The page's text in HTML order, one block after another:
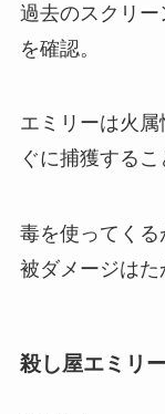
過去のスクリー
を確認。
エミリーは火
ぐに捕獲するこ
毒を使ってく
被ダメージはた
殺し屋エミリ